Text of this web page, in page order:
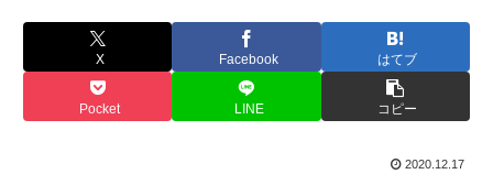
X Facebook はてブ
Pocket LINE コピー
2020.12.17